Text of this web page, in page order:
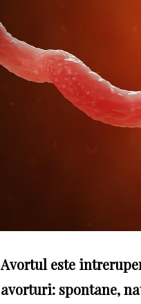
Avortul este
avorturi: spontane,